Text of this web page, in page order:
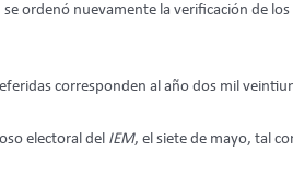
se ordenó nuevamente la verificación de
corresponden al año dos mil
electoral del IEM, el siete de mayo, tal